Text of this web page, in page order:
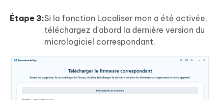
Étape 3:Si la fonction Localiser mon a été activée,
téléchargez d'abord la dernière version du
micrologiciel correspondant.